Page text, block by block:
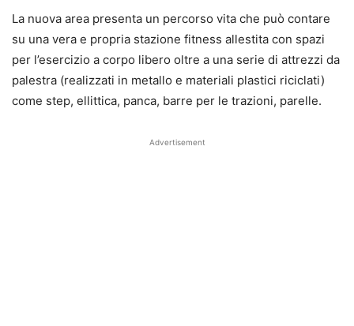
La nuova area presenta un percorso vita che può contare
su una vera e propria stazione fitness allestita con spazi
per l’esercizio a corpo libero oltre a una serie di attrezzi da
palestra (realizzati in metallo e materiali plastici riciclati)
come step, ellittica, panca, barre per le trazioni, parelle.
Advertisement